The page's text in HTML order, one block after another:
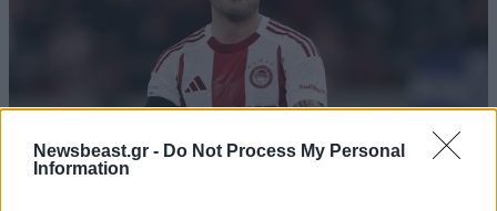
Newsbeast.gr - Do Not Process My Personal
Information